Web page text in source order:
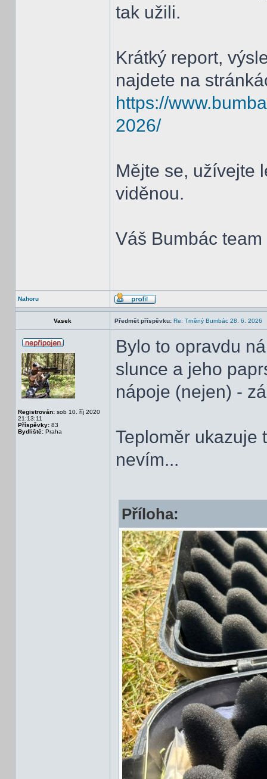
tak užili.
Krátký report,
najdete na
https://
2026/
Mějte se, užívejte
viděnou.
Váš Bumbác team
Nahoru
Vasek Předmět příspěvku: Re: Trněný Bumbác 28. 6. 2026
Registrován: sob 10. říj 2020
21:13:11
Příspěvky: 83
Bydliště: Praha
Bylo to opravdu
slunce a jeho
nápoje (nejen) -
Teploměr ukazuje
nevím...
Příloha: